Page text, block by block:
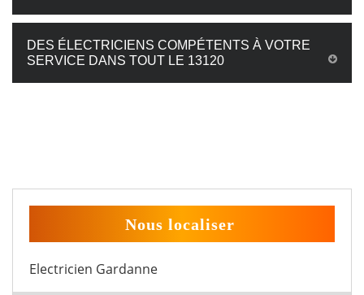
DES ÉLECTRICIENS COMPÉTENTS À VOTRE
SERVICE DANS TOUT LE 13120
Nous localiser
Electricien Gardanne